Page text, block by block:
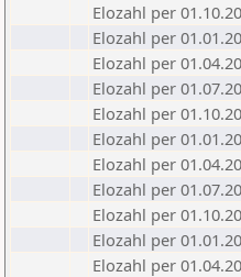
Elozahl per
Elozahl per
Elozahl per
Elozahl per
Elozahl per
Elozahl per
Elozahl per
Elozahl per
Elozahl per
Elozahl per
Elozahl per